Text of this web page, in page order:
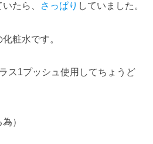
たら、 さっぱり していました。
粧水です。
ス1プッシュ使用してちょうど
）